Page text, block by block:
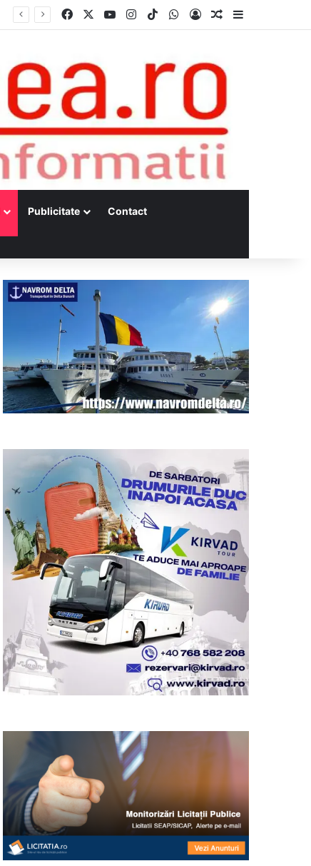
Facebook YouTubeInstagram
TikTokWhatsApp
Log InRandom Article
Publicitate Contact